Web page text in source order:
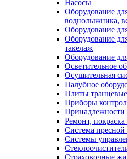
Насосы
Оборудование
воднолыжника,
Оборудование
Оборудование
такелаж
Оборудование
Осветительное
Осушительная
Палубное
Плиты транцевые
Приборы
Принадлежности
Ремонт,
Система
Системы
Страховочные